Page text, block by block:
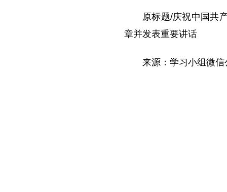
原标题/庆祝中国共
章并发表重要讲话
来源：学习小组微信